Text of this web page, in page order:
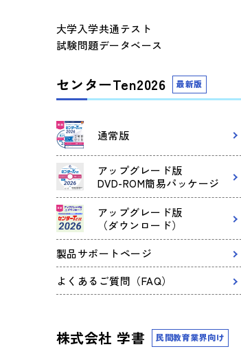
大学入学共通テスト
試験問題データベース
センターTen2026 最新版
通常版
アップグレード版
DVD-ROM簡易パッケージ
アップグレード版
（ダウンロード）
製品サポートページ
よくあるご質問（FAQ）
株式会社 学書 民間教育業界向け